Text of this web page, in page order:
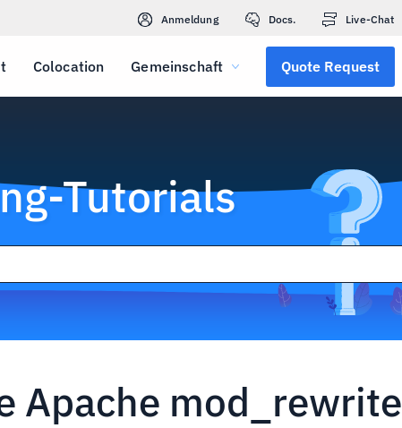
Anmeldung Docs. Live-Chat
Colocation Gemeinschaft Quote Request
Tutorials
Apache mod_rewrite